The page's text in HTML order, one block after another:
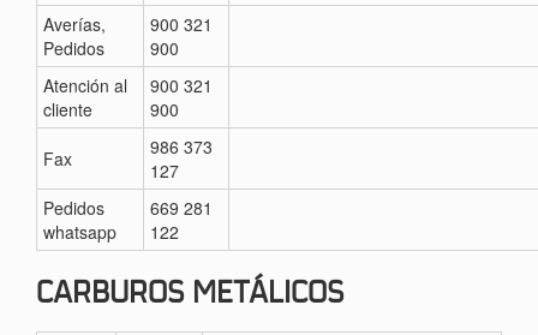
Averías,
Pedidos
900 321
900
Atención al
cliente
900 321
900
Fax
986 373
127
Pedidos
whatsapp
669 281
122
CARBUROS METÁLICOS